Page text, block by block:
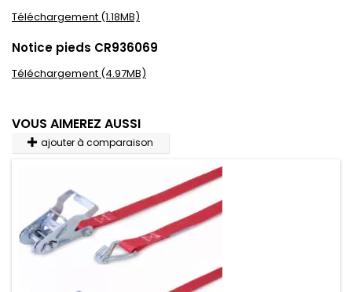
Téléchargement (1.18MB)
Notice pieds CR936069
Téléchargement (4.97MB)
VOUS AIMEREZ AUSSI
ajouter à comparaison